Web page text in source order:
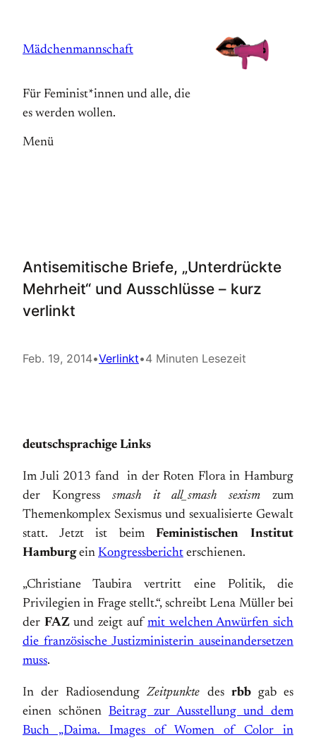
springen
Mädchenmannschaft
Für Feminist*innen und alle, die
es werden wollen.
Menü
Antisemitische Briefe, „Unterdrückte
Mehrheit“ und Ausschlüsse – kurz
verlinkt
Feb. 19, 2014•Verlinkt•4 Minuten Lesezeit
deutschsprachige Links
Im Juli 2013 fand in der Roten Flora in Hamburg
der Kongress smash it all_smash sexism zum
Themenkomplex Sexismus und sexualisierte Gewalt
statt. Jetzt ist beimFeministischen Institut
Hamburgein Kongressbericht erschienen.
„Christiane Taubira vertritt eine Politik, die
Privilegien in Frage stellt.“, schreibt Lena Müller bei
der FAZund zeigt aufmit welchen Anwürfen sich
die französische Justizministerin auseinandersetzen
muss.
In der RadiosendungZeitpunkte des rbbgab es
einen schönen Beitrag zur Ausstellung und dem
Buch „Daima. Images of Women of Color in